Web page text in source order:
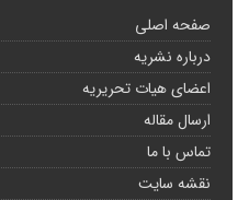
صفحه اصلی
درباره نشریه
اعضای هیات تحریریه
ارسال مقاله
تماس با ما
نقشه سایت